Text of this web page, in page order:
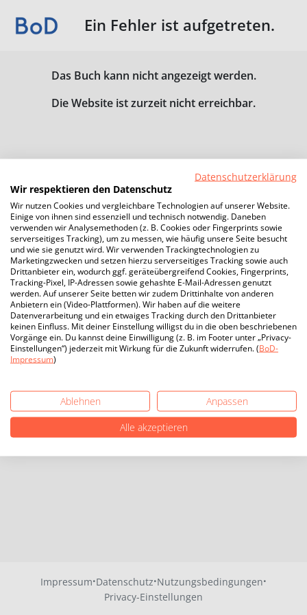
Ein Fehler ist aufgetreten.
Das Buch kann nicht angezeigt werden.
Die Website ist zurzeit nicht erreichbar.
Impressum·Datenschutz·Nutzungsbedingungen·
Privacy-Einstellungen
Datenschutzerklärung
Wir respektieren den Datenschutz
Wir nutzen Cookies und vergleichbare Technologien auf unserer Website.
Einige von ihnen sind essenziell und technisch notwendig. Daneben
verwenden wir Analysemethoden (z. B. Cookies oder Fingerprints sowie
serverseitiges Tracking), um zu messen, wie häufig unsere Seite besucht
und wie sie genutzt wird. Wir verwenden Trackingtechnologien zu
Marketingzwecken und setzen hierzu serverseitiges Tracking sowie auch
Drittanbieter ein, wodurch ggf. geräteübergreifend Cookies, Fingerprints,
Tracking-Pixel, IP-Adressen sowie gehashte E-Mail-Adressen genutzt
werden. Auf unserer Seite betten wir zudem Drittinhalte von anderen
Anbietern ein (Video-Plattformen). Wir haben auf die weitere
Datenverarbeitung und ein etwaiges Tracking durch den Drittanbieter
keinen Einfluss. Mit deiner Einstellung willigst du in die oben beschriebenen
Vorgänge ein. Du kannst deine Einwilligung (z. B. im Footer unter „Privacy-
Einstellungen“) jederzeit mit Wirkung für die Zukunft widerrufen. (BoD-
Impressum)
Ablehnen
Anpassen
Alle akzeptieren